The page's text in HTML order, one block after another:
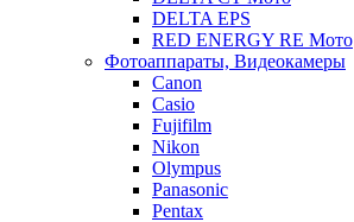
DELTA EPS
RED ENERGY RE Мото
Фотоаппараты, Видеокамеры
Canon
Casio
Fujifilm
Nikon
Olympus
Panasonic
Pentax